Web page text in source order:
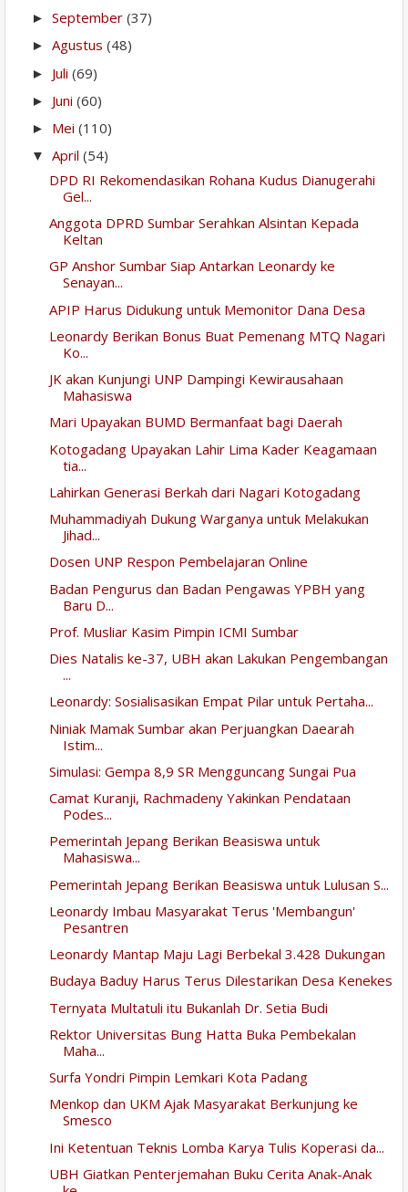
► September (37)
► Agustus (48)
► Juli (69)
► Juni (60)
► Mei (110)
▼ April (54)
DPD RI Rekomendasikan Rohana Kudus Dianugerahi
Gel...
Anggota DPRD Sumbar Serahkan Alsintan Kepada
Keltan
GP Anshor Sumbar Siap Antarkan Leonardy ke
Senayan...
APIP Harus Didukung untuk Memonitor Dana Desa
Leonardy Berikan Bonus Buat Pemenang MTQ Nagari
Ko...
JK akan Kunjungi UNP Dampingi Kewirausahaan
Mahasiswa
Mari Upayakan BUMD Bermanfaat bagi Daerah
Kotogadang Upayakan Lahir Lima Kader Keagamaan
tia...
Lahirkan Generasi Berkah dari Nagari Kotogadang
Muhammadiyah Dukung Warganya untuk Melakukan
Jihad...
Dosen UNP Respon Pembelajaran Online
Badan Pengurus dan Badan Pengawas YPBH yang
Baru D...
Prof. Musliar Kasim Pimpin ICMI Sumbar
Dies Natalis ke-37, UBH akan Lakukan Pengembangan
...
Leonardy: Sosialisasikan Empat Pilar untuk Pertaha...
Niniak Mamak Sumbar akan Perjuangkan Daearah
Istim...
Simulasi: Gempa 8,9 SR Mengguncang Sungai Pua
Camat Kuranji, Rachmadeny Yakinkan Pendataan
Podes...
Pemerintah Jepang Berikan Beasiswa untuk
Mahasiswa...
Pemerintah Jepang Berikan Beasiswa untuk Lulusan S...
Leonardy Imbau Masyarakat Terus 'Membangun'
Pesantren
Leonardy Mantap Maju Lagi Berbekal 3.428 Dukungan
Budaya Baduy Harus Terus Dilestarikan Desa Kenekes
Ternyata Multatuli itu Bukanlah Dr. Setia Budi
Rektor Universitas Bung Hatta Buka Pembekalan
Maha...
Surfa Yondri Pimpin Lemkari Kota Padang
Menkop dan UKM Ajak Masyarakat Berkunjung ke
Smesco
Ini Ketentuan Teknis Lomba Karya Tulis Koperasi da...
UBH Giatkan Penterjemahan Buku Cerita Anak-Anak